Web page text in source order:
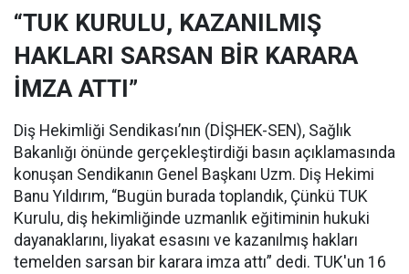
“TUK KURULU, KAZANILMIŞ
HAKLARI SARSAN BİR KARARA
İMZA ATTI”
Diş Hekimliği Sendikası’nın (DİŞHEK-SEN), Sağlık
Bakanlığı önünde gerçekleştirdiği basın açıklamasında
konuşan Sendikanın Genel Başkanı Uzm. Diş Hekimi
Banu Yıldırım, “Bugün burada toplandık, Çünkü TUK
Kurulu, diş hekimliğinde uzmanlık eğitiminin hukuki
dayanaklarını, liyakat esasını ve kazanılmış hakları
temelden sarsan bir karara imza attı” dedi. TUK'un 16